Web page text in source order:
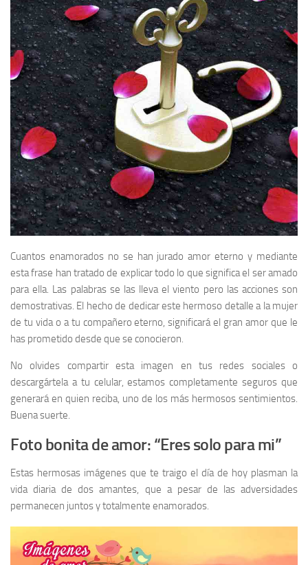
Cuantos enamorados no se han jurado amor eterno y mediante
esta frase han tratado de explicar todo lo que significa el ser amado
para ella. Las palabras se las lleva el viento pero las acciones son
demostrativas. El hecho de dedicar este hermoso detalle a la mujer
de tu vida o a tu compañero eterno, significará el gran amor que le
has prometido desde que se conocieron.
No olvides compartir esta imagen en tus redes sociales o
descargártela a tu celular, estamos completamente seguros que
generará en quien reciba, uno de los más hermosos sentimientos.
Buena suerte.
Foto bonita de amor: “Eres solo para mi”
Estas hermosas imágenes que te traigo el día de hoy plasman la
vida diaria de dos amantes, que a pesar de las adversidades
permanecen juntos y totalmente enamorados.